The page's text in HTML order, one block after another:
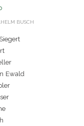
BUSCH
Ewald